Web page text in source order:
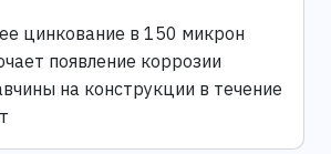
цинкование в 150 микрон
появление коррозии
на конструкции в течение